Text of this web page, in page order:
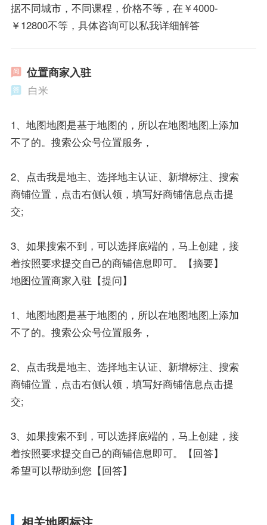
据不同城市，不同课程，价格不等，在￥4000-
￥12800不等，具体咨询可以私我详细解答
位置商家入驻
白米
1、地图地图是基于地图的，所以在地图地图上添加
不了的。搜索公众号位置服务，
2、点击我是地主、选择地主认证、新增标注、搜索
商铺位置，点击右侧认领，填写好商铺信息点击提
交;
3、如果搜索不到，可以选择底端的，马上创建，接
着按照要求提交自己的商铺信息即可。【摘要】
地图位置商家入驻【提问】
1、地图地图是基于地图的，所以在地图地图上添加
不了的。搜索公众号位置服务，
2、点击我是地主、选择地主认证、新增标注、搜索
商铺位置，点击右侧认领，填写好商铺信息点击提
交;
3、如果搜索不到，可以选择底端的，马上创建，接
着按照要求提交自己的商铺信息即可。【回答】
希望可以帮助到您【回答】